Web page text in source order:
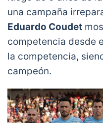
una campaña
Eduardo Coudet
competencia desde
la competencia,
campeón.